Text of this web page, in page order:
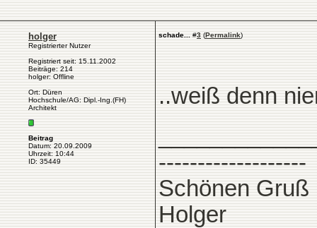
holger
Registrierter Nutzer
Registriert seit: 15.11.2002
Beiträge: 214
holger: Offline
Ort: Düren
Hochschule/AG: Dipl.-Ing.(FH)
Architekt
Beitrag
Datum: 20.09.2009
Uhrzeit: 10:44
ID: 35449
schade... #3 (Permalink)
..weiß denn
-------------------
Schönen Gruß
Holger